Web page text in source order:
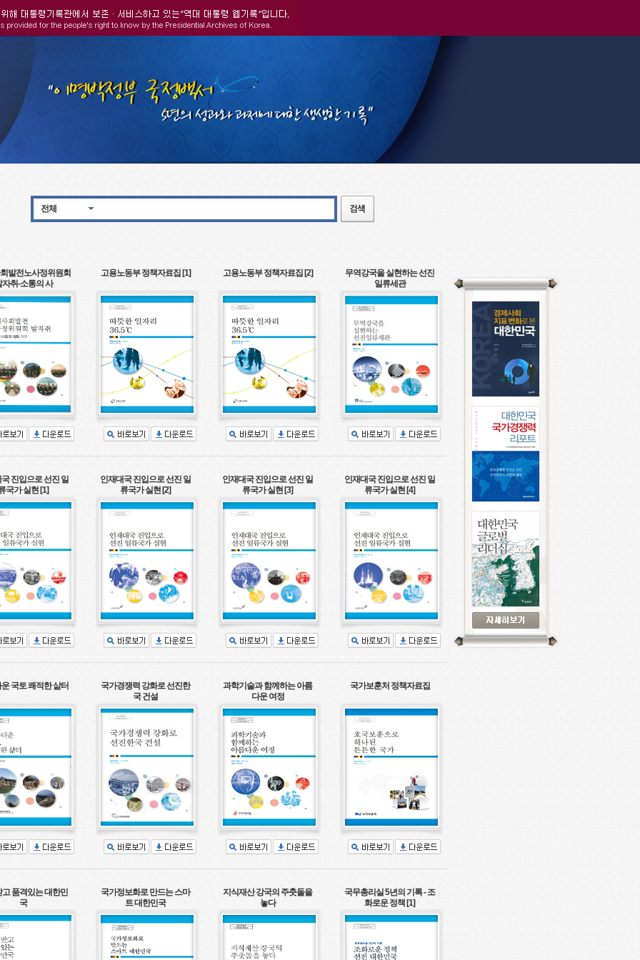
전체
발전노사정위원회
자취-소통의 사
고용노동부 정책자료집 [1] 고용노동부 정책자료집 [2]
무역강국을 실현하는 선진
일류세관
진입으로 선진 일
국가 실현 [1]
인재대국 진입으로 선진 일
류국가 실현 [2]
인재대국 진입으로 선진 일
류국가 실현 [3]
인재대국 진입으로 선진 일
류국가 실현 [4]
국토 쾌적한 삶터
국가경쟁력 강화로 선진한
국 건설
과학기술과 함께하는 아름
다운 여정
국가보훈처 정책자료집
품격있는 대한민
국
국가정보화로 만드는 스마
트 대한민국
지식재산 강국의 주춧돌을
놓다
국무총리실 5년의 기록 - 조
화로운 정책 [1]